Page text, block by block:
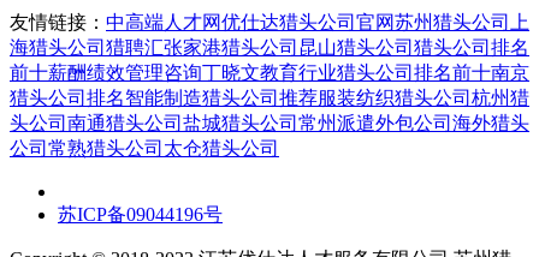
友情链接： 中高端人才网优仕达猎头公司官网苏州猎头公司 上
海猎头公司 猎聘汇张家港猎头公司 昆山猎头公司 猎头公司排名
前十薪酬绩效管理咨询丁晓文教育行业猎头公司排名前十南京
猎头公司排名智能制造猎头公司推荐服装纺织猎头公司 杭州猎
头公司 南通猎头公司 盐城猎头公司 常州派遣外包公司 海外猎头
公司 常熟猎头公司 太仓猎头公司
苏ICP备09044196号